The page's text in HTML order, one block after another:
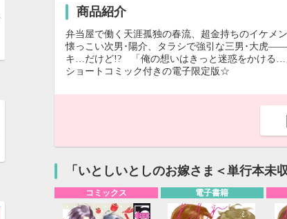
商品紹介
弁当屋で働く天涯孤独の春流、超金持ちのイケ
懐っこい次男･陽介、タラシで強引な三男･大虎
キ…だけど!? 「俺の想いはきっと迷惑をかける…
ショートコミック付きの電子限定版☆
「いとしいとしのお嫁さま＜単行本未
コミックス 電子書籍